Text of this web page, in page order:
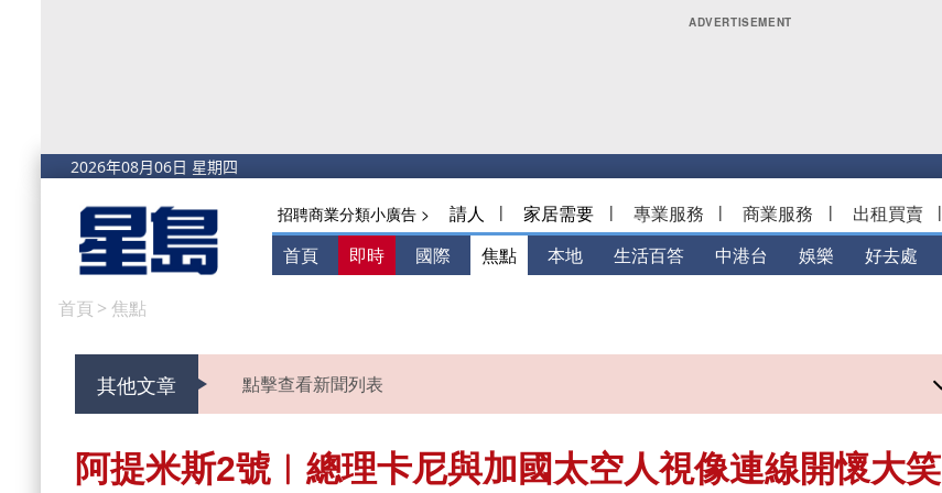
招聘商業分類小廣告 > 請人 | 家居需要 | 專業服務 | 商業服務 | 出租買賣 |
首頁 即時 國際 焦點 本地 生活百答 中港台 娛樂 好去處
首頁 > 焦點
其他文章 點擊查看新聞列表
阿提米斯2號︱總理卡尼與加國太空人視像連線開懷大笑